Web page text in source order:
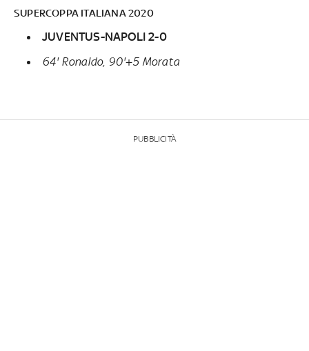
SUPERCOPPA ITALIANA 2020
JUVENTUS-NAPOLI 2-0
64' Ronaldo, 90'+5 Morata
PUBBLICITÀ